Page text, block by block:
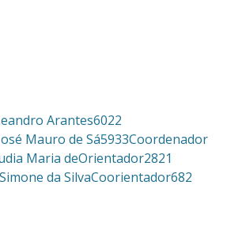
Arantes6022
Mauro de Sá5933Coordenador
Maria deOrientador2821
da SilvaCoorientador682